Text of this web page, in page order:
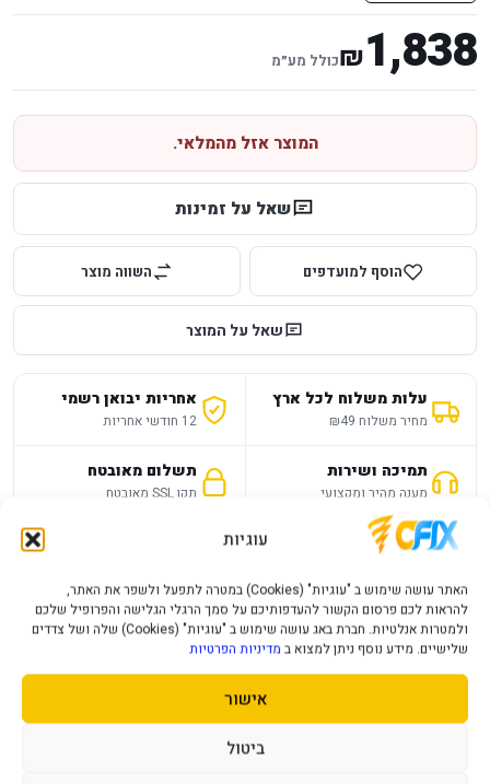
עוגיות
האתר עושה שימוש ב "עוגיות" (Cookies) במטרה לתפעל ולשפר את האתר,
להראות לכם פרסום הקשור להעדפותיכם על סמך הרגלי הגלישה והפרופיל שלכם
ולמטרות אנלטיות. חברת באג עושה שימוש ב "עוגיות" (Cookies) שלה ושל צדדים
שלישיים. מידע נוסף ניתן למצוא ב מדיניות הפרטיות
אישור
ביטול
1,838
₪כולל מע״מ
המוצר אזל מהמלאי.
שאל על זמינות
הוסף למועדפים השווה מוצר
שאל על המוצר
עלות משלוח לכל ארץ
מחיר משלוח ₪49
אחריות יבואן רשמי
12 חודשי אחריות
תמיכה ושירות
מענה מהיר ומקצועי
תשלום מאובטח
תקן SSL מאובטח
סוג זכרון
DDR5 UDIMM